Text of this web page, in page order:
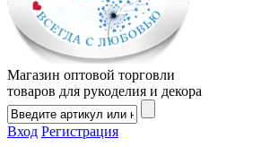
Магазин оптовой торговли
товаров для рукоделия и декора
Вход Регистрация